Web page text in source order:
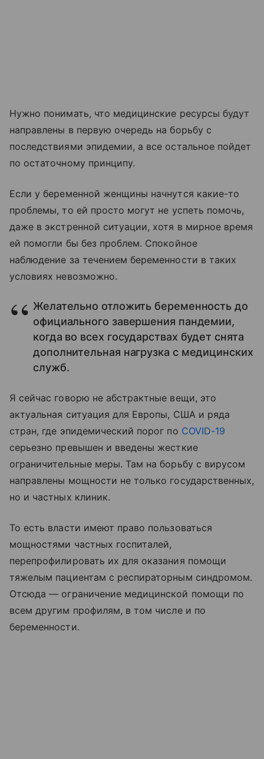
Нужно понимать, что медицинские ресурсы будут
направлены в первую очередь на борьбу с
последствиями эпидемии, а все остальное пойдет
по остаточному принципу.
Если у беременной женщины начнутся какие-то
проблемы, то ей просто могут не успеть помочь,
даже в экстренной ситуации, хотя в мирное время
ей помогли бы без проблем. Спокойное
наблюдение за течением беременности в таких
условиях невозможно.
Желательно отложить беременность до
официального завершения пандемии,
когда во всех государствах будет снята
дополнительная нагрузка с медицинских
служб.
Я сейчас говорю не абстрактные вещи, это
актуальная ситуация для Европы, США и ряда
стран, где эпидемический порог по COVID-19
серьезно превышен и введены жесткие
ограничительные меры. Там на борьбу с вирусом
направлены мощности не только государственных,
но и частных клиник.
То есть власти имеют право пользоваться
мощностями частных госпиталей,
перепрофилировать их для оказания помощи
тяжелым пациентам с респираторным синдромом.
Отсюда — ограничение медицинской помощи по
всем другим профилям, в том числе и по
беременности.